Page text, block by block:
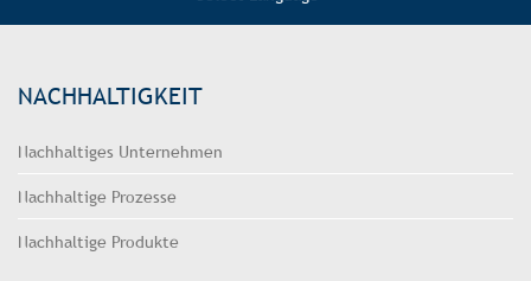
NACHHALTIGKEIT
Nachhaltiges Unternehmen
Nachhaltige Prozesse
Nachhaltige Produkte